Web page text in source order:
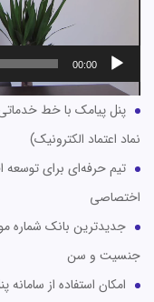
00:00
پنل پیامک با خط
نماد اعتماد الکترونیک)
تیم حرفه‌ای برای
اختصاصی
جدیدترین بانک شماره
جنسیت و سن
امکان استفاده از سامانه